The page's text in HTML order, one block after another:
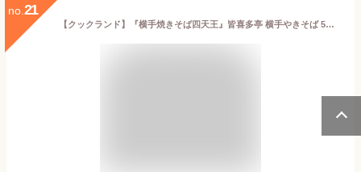
no. 21
【クックランド】『横手焼きそば四天王』皆喜多亭 横手やきそば 5食入 生麺（特製ソース付）秋田 麺 横手焼きそば B1グランプリ グルメ お土産 おみやげ ご当地 逸品 銘品 銘産 名物